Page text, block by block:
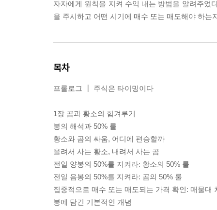
자자에게 원칙을 지켜 수익 내는 방법을 알려주었
을 주시하고 어떤 시기에 매수 또는 매도해야 하는
목차
프롤로그 ┃ 주식은 타이밍이다
1장 곰과 황소의 힘겨루기
봉의 해석과 50% 룰
황소와 곰의 싸움, 어디에 편승할까
올려서 사는 황소, 내려서 사는 곰
전일 양봉의 50%를 지켜라: 황소의 50% 룰
전일 음봉의 50%를 지켜라: 곰의 50% 룰
집중적으로 매수 또는 매도되는 가격 확인: 매물대
봉에 담긴 기본적인 개념